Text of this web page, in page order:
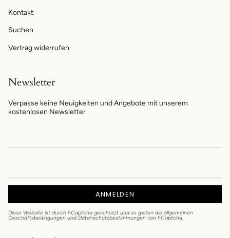
Kontakt
Suchen
Vertrag widerrufen
Newsletter
Verpasse keine Neuigkeiten und Angebote mit unserem
kostenlosen Newsletter
ANMELDEN
Diese Website ist durch hCaptcha geschützt und es gelten die allgemeinen
Geschäftsbedingungen und Datenschutzbestimmungen von hCaptcha.